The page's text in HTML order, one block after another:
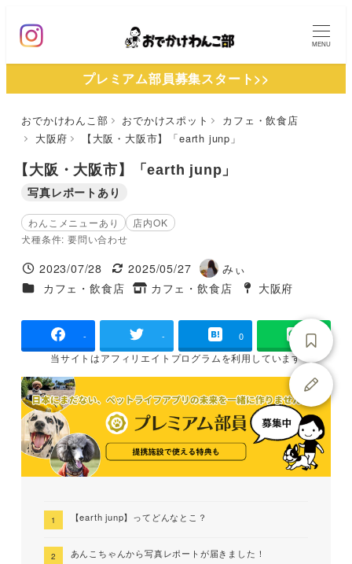
ン
MENU
プレミアム部員募集スタート>>
おでかけわんこ部 おでかけスポット
カフェ・飲食店
大阪府
【大阪・大阪市】「earth junp」
【大阪・大阪市】「earth junp」
写真レポートあり
わんこメニューあり
店内OK
犬種条件: 要問い合わせ
投稿日
2023/07/28
更新日
2025/05/27
著
者
みぃ
施設ジャンル
カフェ・飲食店
タグ
カフェ・飲食店
タグ
大阪府
- - 0
当サイトはアフィリエイトプログラムを利用しています
【earth junp】ってどんなとこ？
あんこちゃんから写真レポートが届きました！